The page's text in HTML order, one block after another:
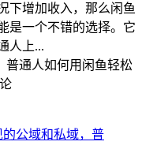
下增加收入，那么闲鱼
是一个不错的选择。它
人上...
普通人如何用闲鱼轻松